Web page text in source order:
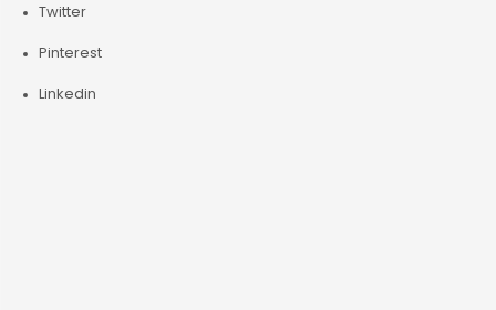
Twitter
Pinterest
Linkedin